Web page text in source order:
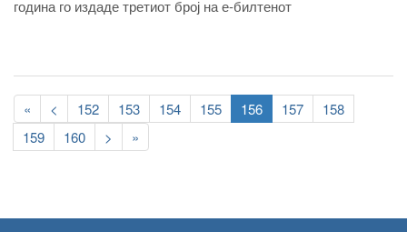
година го издаде третиот број на е-билтенот
Pagination
First
page
«
Previous
page
< Page
152 Page
153 Page
154 Page
155
Current
page
156 Page
157 Page
158
Page
159 Page
160
Следна
страна
>
Last
page
»